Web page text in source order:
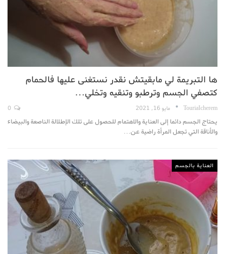
ها التبريمة لي مابقيتش نقدر نستغنى عليها فالحمام
كتصفي الجسم وترطبو وتنقيه وتخلي…
TouriaIcherem مايو 16, 2021
يحتاج الجسم دائما إلى العناية والاهتمام للحصول على تلك الإطلالة الناصعة والبيضاء
والأناقة التي تجعل المرأة راضية عن…
العناية بالجسم